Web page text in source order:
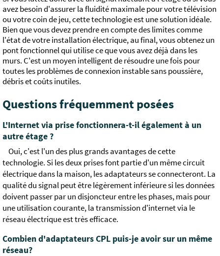
avez besoin d'assurer la fluidité maximale pour votre télévision
ou votre coin de jeu, cette technologie est une solution idéale.
Bien que vous devez prendre en compte des limites comme
l'état de votre installation électrique, au final, vous obtenez un
pont fonctionnel qui utilise ce que vous avez déjà dans les
murs. C'est un moyen intelligent de résoudre une fois pour
toutes les problèmes de connexion instable sans poussière,
débris et coûts inutiles.
Questions fréquemment posées
L'Internet via prise fonctionnera-t-il également à un
autre étage ?
Oui, c'est l'un des plus grands avantages de cette
technologie. Si les deux prises font partie d'un même circuit
électrique dans la maison, les adaptateurs se connecteront. La
qualité du signal peut être légèrement inférieure si les données
doivent passer par un disjoncteur entre les phases, mais pour
une utilisation courante, la transmission d'internet via le
réseau électrique est très efficace.
Combien d'adaptateurs CPL puis-je avoir sur un même
réseau?